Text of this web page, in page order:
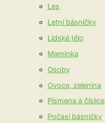
Les
Letní básničky
Lidské tělo
Maminka
Osoby
Ovoce, zelenina
Písmena a číslice
Počasí básničky